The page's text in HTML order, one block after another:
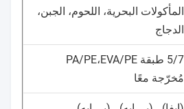
المأكولات البحرية، اللحوم، الجبن،
الدجاج
5/7 طبقة PA/PE،EVA/PE
مُخرّجة معًا